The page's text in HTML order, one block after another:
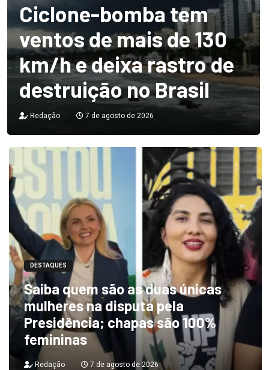
Ciclone-bomba tem
ventos de mais de 130
km/h e deixa rastro de
destruição no Brasil
Redação 7 de agosto de 2026
DESTAQUES
Saiba quem são as duas únicas
mulheres na disputa pela
Presidência; chapas são 100%
femininas
Redação 7 de agosto de 2026